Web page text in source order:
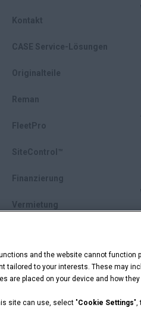
Kontakt
CASE Service-Lösungen
Originalteile
Reman
FleetPro
SiteControl™
Finanzierung
Vermietung
myCASEConstruction
and the website cannot
to your interests. These may
are placed on your device and how they
site can use, select "Cookie Settings",